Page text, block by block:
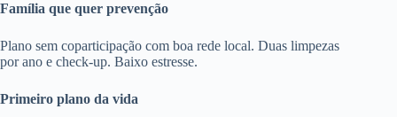
Família que quer prevenção
Plano sem coparticipação com boa rede local. Duas limpezas
por ano e check-up. Baixo estresse.
Primeiro plano da vida